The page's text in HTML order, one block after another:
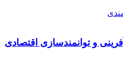
و توانمندسازی اقتصادی